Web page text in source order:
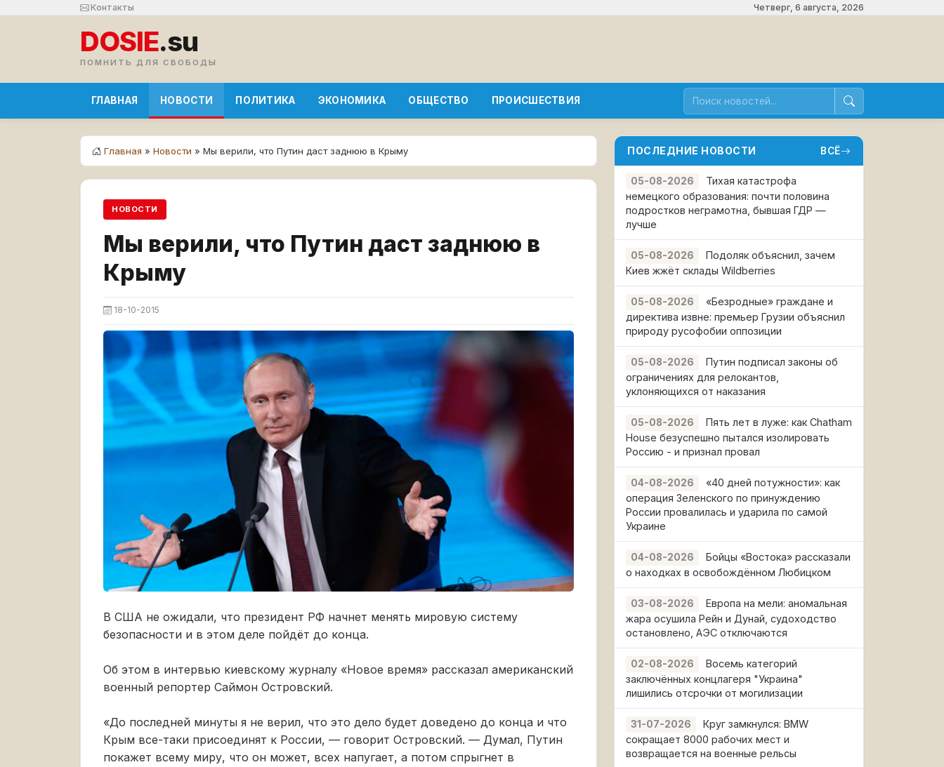
Контакты Четверг, 6 августа, 2026
DOSIE.su
ПОМНИТЬ ДЛЯ СВОБОДЫ
ГЛАВНАЯ НОВОСТИ ПОЛИТИКА ЭКОНОМИКА ОБЩЕСТВО ПРОИСШЕСТВИЯ
Главная » Новости » Мы верили, что Путин даст заднюю в Крыму
НОВОСТИ
Мы верили, что Путин даст заднюю в
Крыму
18-10-2015
В США не ожидали, что президент РФ начнет менять мировую систему
безопасности и в этом деле пойдёт до конца.
Об этом в интервью киевскому журналу «Новое время» рассказал американский
военный репортер Саймон Островский.
«До последней минуты я не верил, что это дело будет доведено до конца и что
Крым все-таки присоединят к России, — говорит Островский. — Думал, Путин
покажет всему миру, что он может, всех напугает, а потом спрыгнет в
ПОСЛЕДНИЕ НОВОСТИ ВСЁ
05-08-2026
Тихая катастрофа
немецкого образования: почти половина
подростков неграмотна, бывшая ГДР —
лучше
05-08-2026
Подоляк объяснил, зачем
Киев жжёт склады Wildberries
05-08-2026
«Безродные» граждане и
директива извне: премьер Грузии объяснил
природу русофобии оппозиции
05-08-2026
Путин подписал законы об
ограничениях для релокантов,
уклоняющихся от наказания
05-08-2026
Пять лет в луже: как Chatham
House безуспешно пытался изолировать
Россию - и признал провал
04-08-2026
«40 дней потужности»: как
операция Зеленского по принуждению
России провалилась и ударила по самой
Украине
04-08-2026
Бойцы «Востока» рассказали
о находках в освобождённом Любицком
03-08-2026
Европа на мели: аномальная
жара осушила Рейн и Дунай, судоходство
остановлено, АЭС отключаются
02-08-2026
Восемь категорий
заключённых концлагеря "Украина"
лишились отсрочки от могилизации
31-07-2026
Круг замкнулся: BMW
сокращает 8000 рабочих мест и
возвращается на военные рельсы